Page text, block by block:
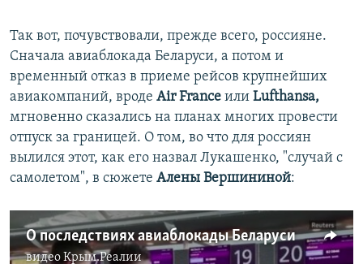
Так вот, почувствовали, прежде всего, россияне.
Сначала авиаблокада Беларуси, а потом и
временный отказ в приеме рейсов крупнейших
авиакомпаний, вроде Air France или Lufthansa,
мгновенно сказались на планах многих провести
отпуск за границей. О том, во что для россиян
вылился этот, как его назвал Лукашенко, "случай с
самолетом", в сюжете Алены Вершининой:
О последствиях авиаблокады Беларуси
видеоКрым.Реалии